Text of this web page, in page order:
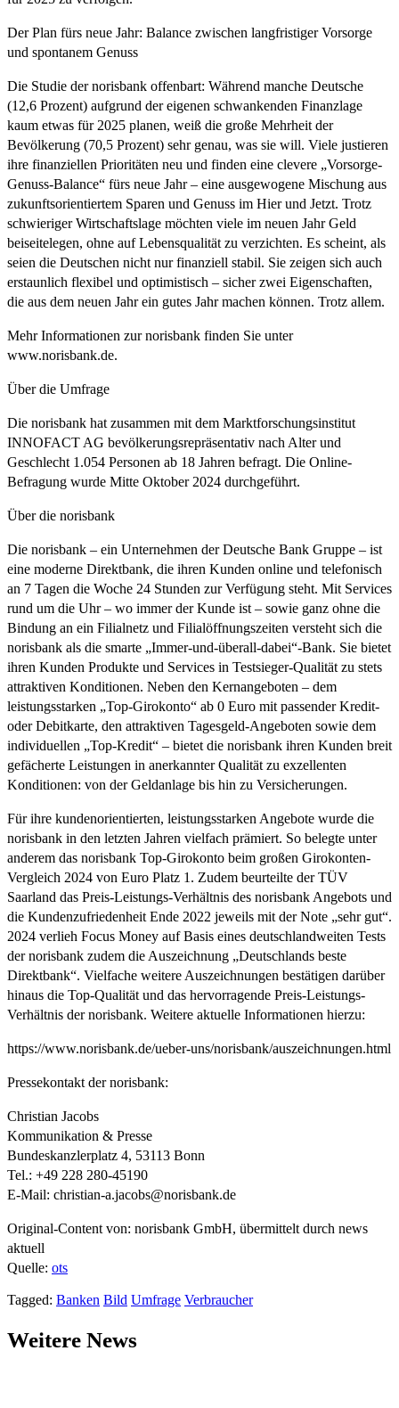
Der Plan fürs neue Jahr: Balance zwischen langfristiger Vorsorge
und spontanem Genuss
Die Studie der norisbank offenbart: Während manche Deutsche
(12,6 Prozent) aufgrund der eigenen schwankenden Finanzlage
kaum etwas für 2025 planen, weiß die große Mehrheit der
Bevölkerung (70,5 Prozent) sehr genau, was sie will. Viele justieren
ihre finanziellen Prioritäten neu und finden eine clevere „Vorsorge-
Genuss-Balance“ fürs neue Jahr – eine ausgewogene Mischung aus
zukunftsorientiertem Sparen und Genuss im Hier und Jetzt. Trotz
schwieriger Wirtschaftslage möchten viele im neuen Jahr Geld
beiseitelegen, ohne auf Lebensqualität zu verzichten. Es scheint, als
seien die Deutschen nicht nur finanziell stabil. Sie zeigen sich auch
erstaunlich flexibel und optimistisch – sicher zwei Eigenschaften,
die aus dem neuen Jahr ein gutes Jahr machen können. Trotz allem.
Mehr Informationen zur norisbank finden Sie unter
www.norisbank.de.
Über die Umfrage
Die norisbank hat zusammen mit dem Marktforschungsinstitut
INNOFACT AG bevölkerungsrepräsentativ nach Alter und
Geschlecht 1.054 Personen ab 18 Jahren befragt. Die Online-
Befragung wurde Mitte Oktober 2024 durchgeführt.
Über die norisbank
Die norisbank – ein Unternehmen der Deutsche Bank Gruppe – ist
eine moderne Direktbank, die ihren Kunden online und telefonisch
an 7 Tagen die Woche 24 Stunden zur Verfügung steht. Mit Services
rund um die Uhr – wo immer der Kunde ist – sowie ganz ohne die
Bindung an ein Filialnetz und Filialöffnungszeiten versteht sich die
norisbank als die smarte „Immer-und-überall-dabei“-Bank. Sie bietet
ihren Kunden Produkte und Services in Testsieger-Qualität zu stets
attraktiven Konditionen. Neben den Kernangeboten – dem
leistungsstarken „Top-Girokonto“ ab 0 Euro mit passender Kredit-
oder Debitkarte, den attraktiven Tagesgeld-Angeboten sowie dem
individuellen „Top-Kredit“ – bietet die norisbank ihren Kunden breit
gefächerte Leistungen in anerkannter Qualität zu exzellenten
Konditionen: von der Geldanlage bis hin zu Versicherungen.
Für ihre kundenorientierten, leistungsstarken Angebote wurde die
norisbank in den letzten Jahren vielfach prämiert. So belegte unter
anderem das norisbank Top-Girokonto beim großen Girokonten-
Vergleich 2024 von Euro Platz 1. Zudem beurteilte der TÜV
Saarland das Preis-Leistungs-Verhältnis des norisbank Angebots und
die Kundenzufriedenheit Ende 2022 jeweils mit der Note „sehr gut“.
2024 verlieh Focus Money auf Basis eines deutschlandweiten Tests
der norisbank zudem die Auszeichnung „Deutschlands beste
Direktbank“. Vielfache weitere Auszeichnungen bestätigen darüber
hinaus die Top-Qualität und das hervorragende Preis-Leistungs-
Verhältnis der norisbank. Weitere aktuelle Informationen hierzu:
https://www.norisbank.de/ueber-uns/norisbank/auszeichnungen.html
Pressekontakt der norisbank:
Christian Jacobs
Kommunikation & Presse
Bundeskanzlerplatz 4, 53113 Bonn
Tel.: +49 228 280-45190
E-Mail: christian-a.jacobs@norisbank.de
Original-Content von: norisbank GmbH, übermittelt durch news
aktuell
Quelle: ots
Tagged: Banken Bild Umfrage Verbraucher
Weitere News